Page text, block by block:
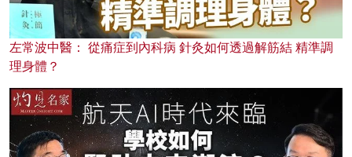
左常波中醫： 從痛症到內科病 針灸如何透過解筋結 精準調
理身體？